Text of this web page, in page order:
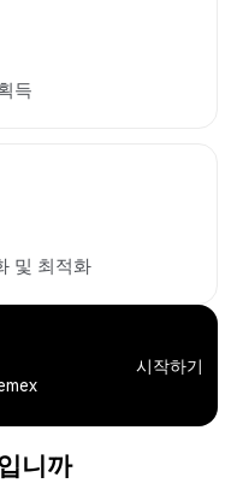
득
및 최적화
시작하기
니까